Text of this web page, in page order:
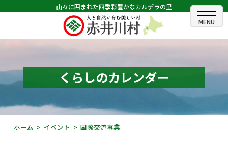
山々に囲まれた四季彩豊かなカルデラの里
ホーム
むらのできごと
むらのプロフィール
くらしの情報
くらしのカレンダー
ホーム イベント 国際交流事業